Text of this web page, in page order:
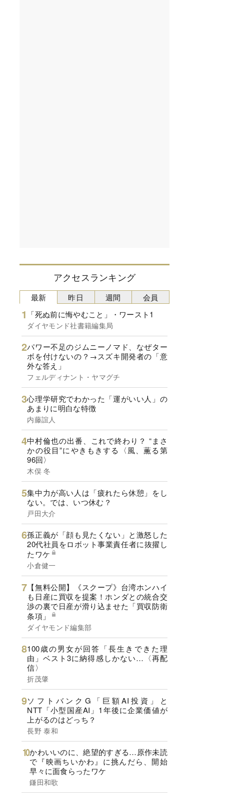
アクセスランキング
最新
「死ぬ前に悔やむこと」・ワースト1
ダイヤモンド社書籍編集局
パワー不足のジムニーノマド、なぜター
ボを付けないの？→スズキ開発者の「意
外な答え」
フェルディナント・ヤマグチ
心理学研究でわかった「運がいい人」の
あまりに明白な特徴
内藤誼人
中村倫也の出番、これで終わり？ “まさ
かの役目”にやきもきする〈風、薫る第
96回〉
木俣 冬
集中力が高い人は「疲れたら休憩」をし
ない。では、いつ休む？
戸田大介
孫正義が「顔も見たくない」と激怒した
20代社員をロボット事業責任者に抜擢し
たワケ
小倉健一
【無料公開】《スクープ》台湾ホンハイ
も日産に買収を提案！ホンダとの統合交
渉の裏で日産が滑り込ませた「買収防衛
条項」
ダイヤモンド編集部
100歳の男女が回答「長生きできた理
由」ベスト3に納得感しかない…〈再配
信〉
折茂肇
ソフトバンクG「巨額AI投資」と
NTT「小型国産AI」1年後に企業価値が
上がるのはどっち？
長野 泰和
かわいいのに、絶望的すぎる…原作未読
で『映画ちいかわ』に挑んだら、開始
早々に面食らったワケ
鎌田和歌
昨日 週間 会員